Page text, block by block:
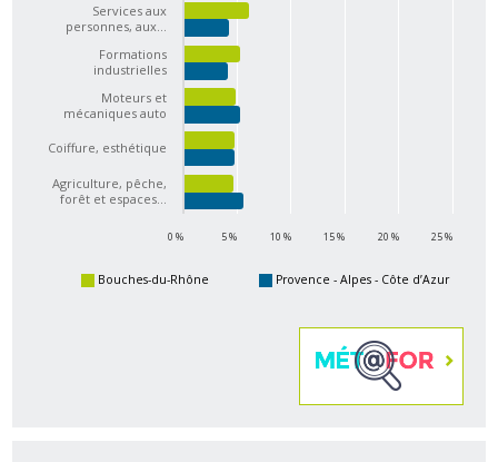
Services aux
personnes, aux…
Formations
industrielles
Moteurs et
mécaniques auto
Coiffure, esthétique
Agriculture, pêche,
forêt et espaces…
0 % 5 % 10 % 15 % 20 % 25 %
Bouches-du-Rhône Provence - Alpes - Côte d’Azur